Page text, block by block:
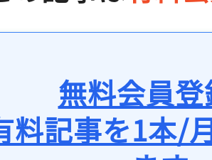
無料会員
料記事を1本/